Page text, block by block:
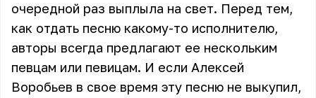
очередной раз выплыла на свет. Перед тем,
как отдать песню какому-то исполнителю,
авторы всегда предлагают ее нескольким
певцам или певицам. И если Алексей
Воробьев в свое время эту песню не выкупил,